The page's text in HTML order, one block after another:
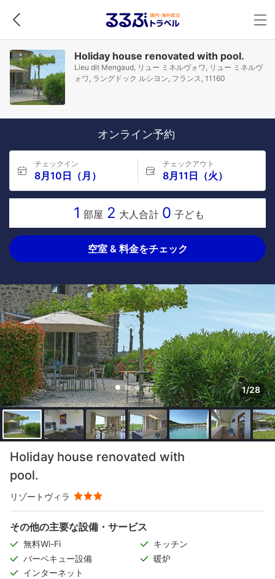
Holiday house renovated with pool.
Lieu dit Mengaud, リュー ミネルヴォワ, リュー ミネルヴ
ォワ, ラングドック ルシヨン, フランス, 11160
オンライン予約
チェックイン
8月10日（月）
チェックアウト
8月11日（火）
1 部屋 2 大人合計 0 子ども
空室 & 料金をチェック
1/28
Holiday house renovated with
pool.
リゾートヴィラ
その他の主要な設備・サービス
無料Wi-Fi
キッチン
バーベキュー設備
暖炉
インターネット